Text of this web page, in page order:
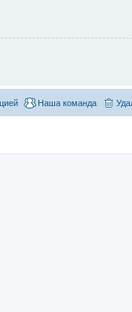
Наша команда